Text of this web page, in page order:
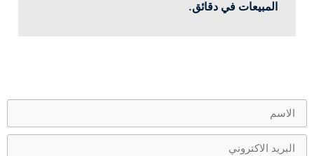
المبيعات في دقائق.